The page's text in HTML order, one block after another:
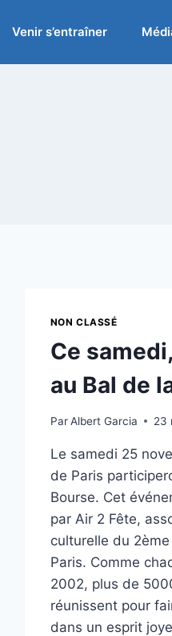
Venir s’entraîner
NON CLASSÉ
Ce
au Bal de
Par Albert Garcia 23
Le samedi 25
de Paris
Bourse. Cet
par Air 2 Fête,
culturelle du
Paris. Comme
2002, plus de
réunissent pour
dans un esprit